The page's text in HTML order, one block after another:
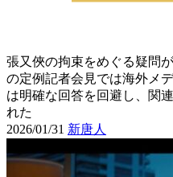
張又俠の拘束をめぐる疑問
の定例記者会見では海外メ
は明確な回答を回避し、関
れた
2026/01/31 新唐人